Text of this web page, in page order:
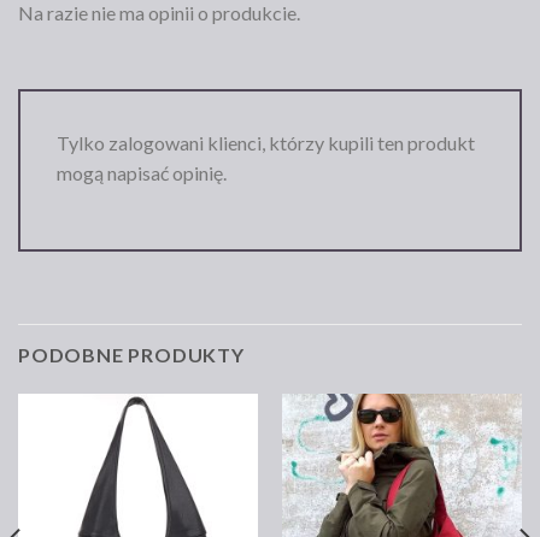
Na razie nie ma opinii o produkcie.
Tylko zalogowani klienci, którzy kupili ten produkt
mogą napisać opinię.
PODOBNE PRODUKTY